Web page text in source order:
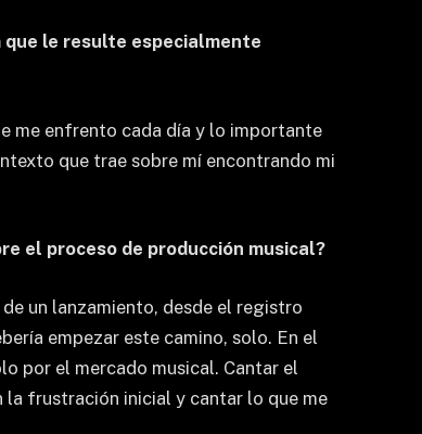
que le resulte especialmente
me enfrento cada día y lo importante
que trae sobre mí encontrando mi
el proceso de producción musical?
un lanzamiento, desde el registro
empezar este camino, solo. En el
por el mercado musical. Cantar el
la frustración inicial y cantar lo que me